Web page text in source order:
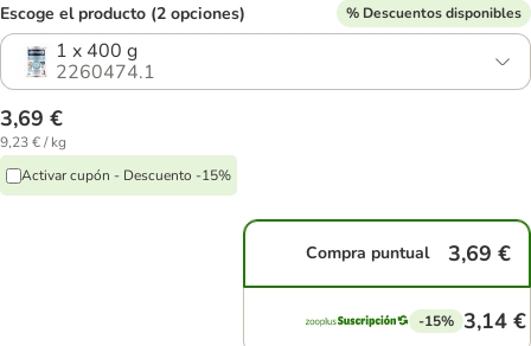
Escoge el producto (2 opciones) % Descuentos disponibles
1 x 400 g
2260474.1
3,69 €
9,23 € / kg
Activar cupón - Descuento -15%
Compra puntual 3,69 €
-15% 3,14 €